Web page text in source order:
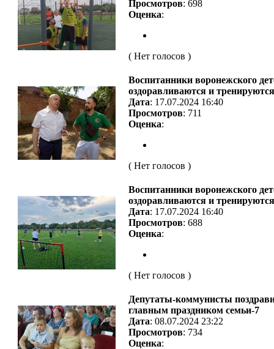
Просмотров: 698
Оценка:
( Нет голосов )
Воспитанники воронежского
оздоравливаются и
Дата: 17.07.2024 16:40
Просмотров: 711
Оценка:
( Нет голосов )
Воспитанники воронежского
оздоравливаются и
Дата: 17.07.2024 16:40
Просмотров: 688
Оценка:
( Нет голосов )
Депутаты-коммунисты
главным праздником семьи-7
Дата: 08.07.2024 23:22
Просмотров: 734
Оценка: